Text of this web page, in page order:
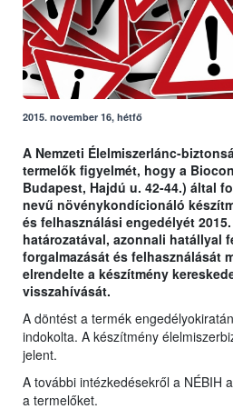
2015. november 16, hétfő
A Nemzeti Élelmiszerlánc-
termelők figyelmét, hogy a
Budapest, Hajdú u. 42-44.) által
nevű növénykondícionáló
és felhasználási engedélyét
határozatával, azonnali hatállyal
forgalmazását és felhasználását
elrendelte a készítmény
visszahívását.
A döntést a termék
indokolta. A készítmény
jelent.
A további intézkedésekről a NÉBIH
a termelőket.